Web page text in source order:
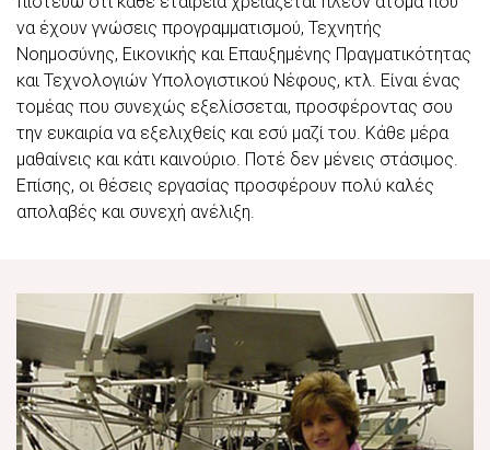
να έχουν γνώσεις προγραμματισμού, Τεχνητής
Νοημοσύνης, Εικονικής και Επαυξημένης Πραγματικότητας
και Τεχνολογιών Υπολογιστικού Νέφους, κτλ. Είναι ένας
τομέας που συνεχώς εξελίσσεται, προσφέροντας σου
την ευκαιρία να εξελιχθείς και εσύ μαζί του. Κάθε μέρα
μαθαίνεις και κάτι καινούριο. Ποτέ δεν μένεις στάσιμος.
Επίσης, οι θέσεις εργασίας προσφέρουν πολύ καλές
απολαβές και συνεχή ανέλιξη.